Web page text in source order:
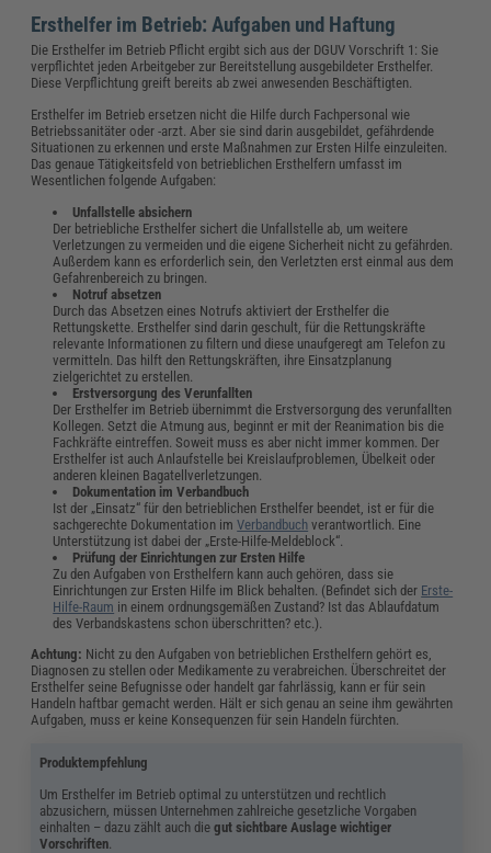
Ersthelfer im Betrieb: Aufgaben und Haftung
Die Ersthelfer im Betrieb Pflicht ergibt sich aus der DGUV Vorschrift 1: Sie
verpflichtet jeden Arbeitgeber zur Bereitstellung ausgebildeter Ersthelfer.
Diese Verpflichtung greift bereits ab zwei anwesenden Beschäftigten.
Ersthelfer im Betrieb ersetzen nicht die Hilfe durch Fachpersonal wie
Betriebssanitäter oder -arzt. Aber sie sind darin ausgebildet, gefährdende
Situationen zu erkennen und erste Maßnahmen zur Ersten Hilfe einzuleiten.
Das genaue Tätigkeitsfeld von betrieblichen Ersthelfern umfasst im
Wesentlichen folgende Aufgaben:
Unfallstelle absichern
Der betriebliche Ersthelfer sichert die Unfallstelle ab, um weitere
Verletzungen zu vermeiden und die eigene Sicherheit nicht zu gefährden.
Außerdem kann es erforderlich sein, den Verletzten erst einmal aus dem
Gefahrenbereich zu bringen.
Notruf absetzen
Durch das Absetzen eines Notrufs aktiviert der Ersthelfer die
Rettungskette. Ersthelfer sind darin geschult, für die Rettungskräfte
relevante Informationen zu filtern und diese unaufgeregt am Telefon zu
vermitteln. Das hilft den Rettungskräften, ihre Einsatzplanung
zielgerichtet zu erstellen.
Erstversorgung des Verunfallten
Der Ersthelfer im Betrieb übernimmt die Erstversorgung des verunfallten
Kollegen. Setzt die Atmung aus, beginnt er mit der Reanimation bis die
Fachkräfte eintreffen. Soweit muss es aber nicht immer kommen. Der
Ersthelfer ist auch Anlaufstelle bei Kreislaufproblemen, Übelkeit oder
anderen kleinen Bagatellverletzungen.
Dokumentation im Verbandbuch
Ist der „Einsatz“ für den betrieblichen Ersthelfer beendet, ist er für die
sachgerechte Dokumentation imVerbandbuch verantwortlich. Eine
Unterstützung ist dabei der „Erste-Hilfe-Meldeblock“.
Prüfung der Einrichtungen zur Ersten Hilfe
Zu den Aufgaben von Ersthelfern kann auch gehören, dass sie
Einrichtungen zur Ersten Hilfe im Blick behalten. (Befindet sich der Erste-
Hilfe-Raum in einem ordnungsgemäßen Zustand? Ist das Ablaufdatum
des Verbandskastens schon überschritten? etc.).
Achtung: Nicht zu den Aufgaben von betrieblichen Ersthelfern gehört es,
Diagnosen zu stellen oder Medikamente zu verabreichen. Überschreitet der
Ersthelfer seine Befugnisse oder handelt gar fahrlässig, kann er für sein
Handeln haftbar gemacht werden. Hält er sich genau an seine ihm gewährten
Aufgaben, muss er keine Konsequenzen für sein Handeln fürchten.
Produktempfehlung
Um Ersthelfer im Betrieb optimal zu unterstützen und rechtlich
abzusichern, müssen Unternehmen zahlreiche gesetzliche Vorgaben
einhalten – dazu zählt auch diegut sichtbare Auslage wichtiger
Vorschriften